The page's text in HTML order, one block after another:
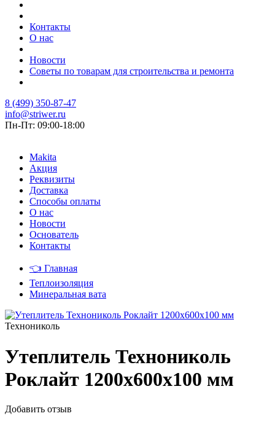
Контакты
О нас
Новости
Советы по товарам для строительства и ремонта
8 (499) 350-87-47
info@striwer.ru
Пн-Пт: 09:00-18:00
Makita
Акция
Реквизиты
Доставка
Способы оплаты
О нас
Новости
Основатель
Контакты
👈 Главная
Теплоизоляция
Минеральная вата
Технониколь
Утеплитель Технониколь
Роклайт 1200х600х100 мм
Добавить отзыв